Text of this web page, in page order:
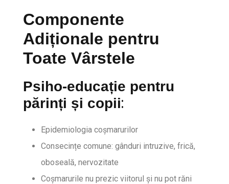
Componente
Adiționale pentru
Toate Vârstele
Psiho-educație pentru
părinți și copii:
Epidemiologia coșmarurilor
Consecințe comune: gânduri intruzive, frică,
oboseală, nervozitate
Coșmarurile nu prezic viitorul și nu pot răni